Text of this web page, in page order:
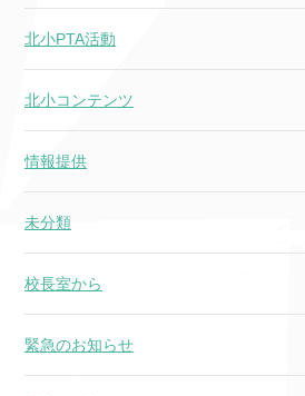
北小PTA活動
北小コンテンツ
情報提供
未分類
校長室から
緊急のお知らせ